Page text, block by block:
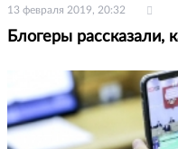
13 февраля 2019, 20:32
Блогеры рассказали,